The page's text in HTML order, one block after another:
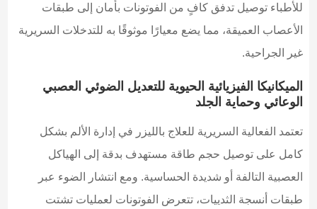
للأطباء توصيل تدفق كافٍ من الفوتونات بأمان إلى طبقات
الأعصاب العميقة، مما يضع معيارًا موثوقًا به للتدخلات السريرية
غير الجراحية.
الميكانيكا الفيزيائية الحيوية للتعديل الضوئي العصبي
الوعائي وحماية الجلد
تعتمد الفعالية السريرية للعلاج بالليزر في إدارة الألم بشكل
كامل على توصيل حجم طاقة مستهدف بدقة إلى الهياكل
العصبية التالفة أو شديدة الحساسية. ومع انتشار الضوء عبر
طبقات أنسجة الثدييات، تتعرض الفوتونات لعمليات تشتت